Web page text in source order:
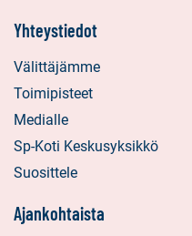
Yhteystiedot
Välittäjämme
Toimipisteet
Medialle
Sp-Koti Keskusyksikkö
Suosittele
Ajankohtaista